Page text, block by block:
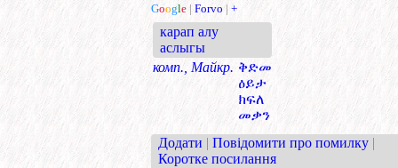
Google | Forvo | +
карап алу
аслыгы
комп., Майкр. ቅድመ
ዕይታ
ክፍለ
መቃን
Додати | Повідомити про помилку |
Коротке посилання